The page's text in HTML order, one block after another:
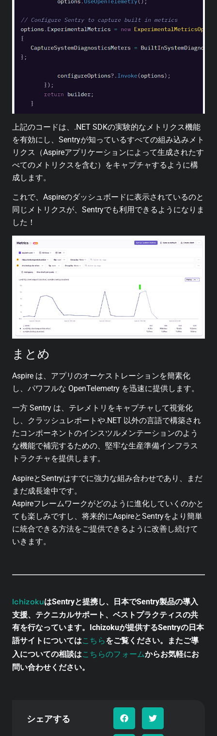
上記のコードは、.NET SDKの実験的なメトリクス機能
を有効にし、Sentryが知っているすべての組み込みメト
リクス（Aspireアプリケーションによって生成されたす
べてのメトリクスを含む）をキャプチャするように構
成します。
これで、Aspireのダッシュボードに表示されているのと
同じメトリクスが、Sentryでも利用できるようになりま
した！
まとめ
Aspire は、アプリのオーケストレーションを簡素化
し、パワフルな OpenTelemetry を迅速に提供します。
一方 Sentry は、テレメトリをキャプチャして視覚化
し、クラッシュレポートや.NET 以外の言語で構築され
たコンポーネントのインスツルメンテーションのよう
な機能で補完するための、堅牢な生産準備インフラス
トラクチャを提供します。
AspireとSentryはすでに強力な組み合わせであり、まだ
まだ成長途中です。
Aspireフレームワークがどのように進化していくのかと
ても楽しみですし、将来的にAspireとSentryをより簡単
に統合できる方法をご提供できるように改善し続けて
いきます。
IchizokuはSentryと提携し、日本でSentry製品の導入
支援、テクニカルサポート、ベストプラクティスの共
有を行なっています。Ichizokuが提供するSentryの日本
語サイトについてはこちらをご覧ください。またご導
入についての相談はこちらのフォームからお気軽にお
問い合わせください。
シェアする